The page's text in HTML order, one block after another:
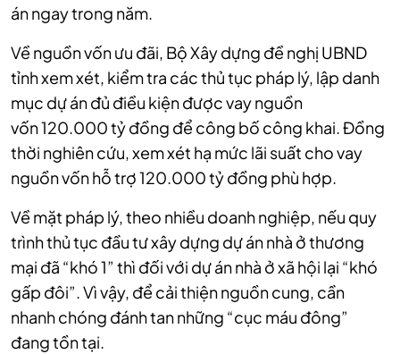
án ngay trong năm.
Về nguồn vốn ưu đãi, Bộ Xây dựng đề nghị UBND
tỉnh xem xét, kiểm tra các thủ tục pháp lý, lập danh
mục dự án đủ điều kiện được vay nguồn
vốn 120.000 tỷ đồng để công bố công khai. Đồng
thời nghiên cứu, xem xét hạ mức lãi suất cho vay
nguồn vốn hỗ trợ 120.000 tỷ đồng phù hợp.
Về mặt pháp lý, theo nhiều doanh nghiệp, nếu quy
trình thủ tục đầu tư xây dựng dự án nhà ở thương
mại đã “khó 1” thì đối với dự án nhà ở xã hội lại “khó
gấp đôi”. Vì vậy, để cải thiện nguồn cung, cần
nhanh chóng đánh tan những “cục máu đông”
đang tồn tại.